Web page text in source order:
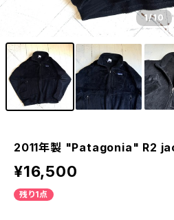
1/10
2011年製 "Patagonia" R2
¥16,500
残り1点